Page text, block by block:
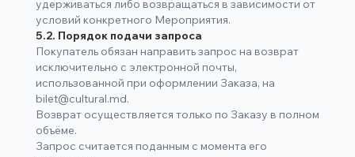
удерживаться либо возвращаться в зависимости от
условий конкретного Мероприятия.
5.2. Порядок подачи запроса
Покупатель обязан направить запрос на возврат
исключительно с электронной почты,
использованной при оформлении Заказа, на
bilet@cultural.md.
Возврат осуществляется только по Заказу в полном
объёме.
Запрос считается поданным с момента его